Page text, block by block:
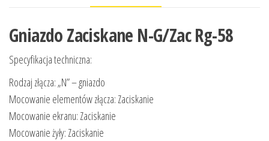
Gniazdo Zaciskane N-G/Zac Rg-58
Specyfikacja techniczna:
Rodzaj złącza: „N” – gniazdo
Mocowanie elementów złącza: Zaciskanie
Mocowanie ekranu: Zaciskanie
Mocowanie żyły: Zaciskanie